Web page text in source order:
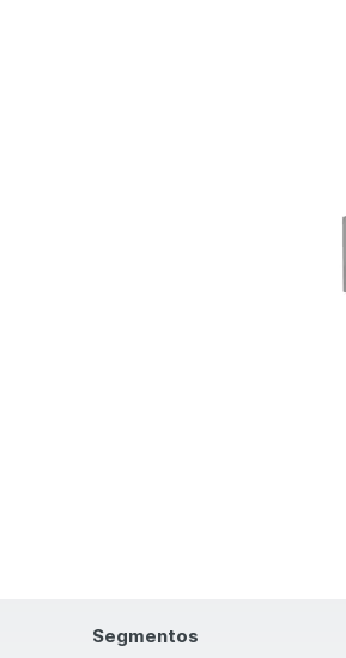
Segmentos